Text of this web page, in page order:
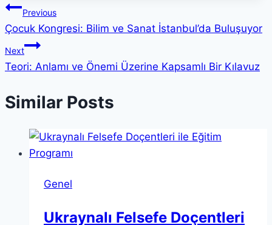
Yazı
gezinmesi
Previous
Çocuk Kongresi: Bilim ve Sanat İstanbul’da Buluşuyor
Next
Teori: Anlamı ve Önemi Üzerine Kapsamlı Bir Kılavuz
Similar Posts
Genel
Ukraynalı Felsefe Doçentleri